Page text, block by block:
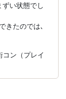
い状態でし
きたのでは､
ン（プレイ